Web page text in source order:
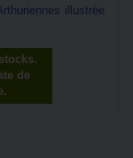
illustrée
de